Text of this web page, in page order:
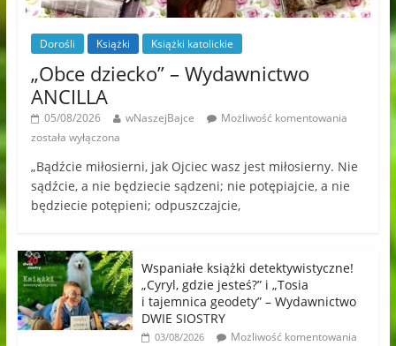
Dorośli Książki Książki katolickie
„Obce dziecko” – Wydawnictwo
ANCILLA
05/08/2026 wNaszejBajce
Możliwość komentowania
została wyłączona
„Bądźcie miłosierni, jak Ojciec wasz jest miłosierny. Nie
sądźcie, a nie będziecie sądzeni; nie potępiajcie, a nie
będziecie potępieni; odpuszczajcie,
Wspaniałe książki detektywistyczne!
„Cyryl, gdzie jesteś?” i „Tosia
i tajemnica geodety” – Wydawnictwo
DWIE SIOSTRY
03/08/2026
Możliwość komentowania